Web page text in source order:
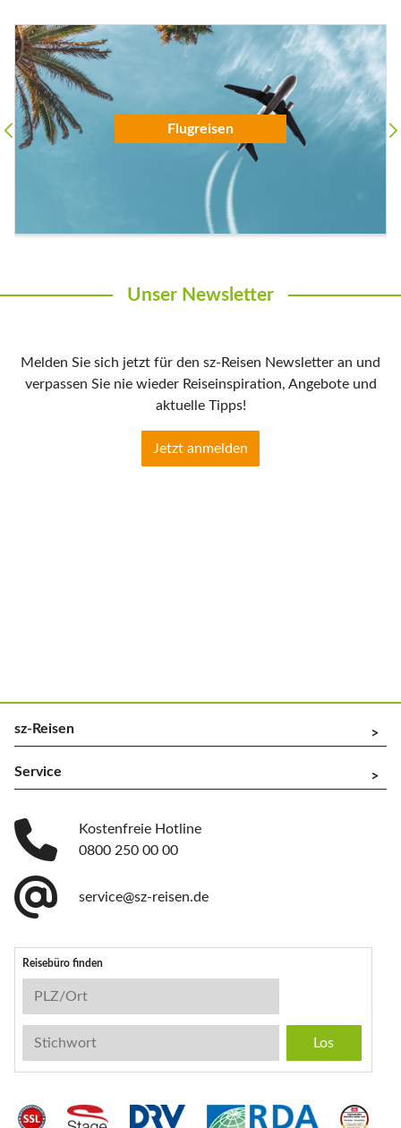
Flugreisen
Unser Newsletter
Melden Sie sich jetzt für den sz-Reisen Newsletter an und
verpassen Sie nie wieder Reiseinspiration, Angebote und
aktuelle Tipps!
Jetzt anmelden
sz-Reisen ^
Service ^
Kostenfreie Hotline
0800 250 00 00
service@sz-reisen.de
Reisebüro finden
Reisebüro-Suche
PLZ/Ort